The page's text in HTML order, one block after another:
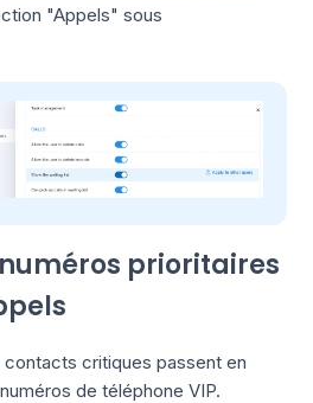
"Appels" sous
prioritaires
critiques passent en
de téléphone VIP.